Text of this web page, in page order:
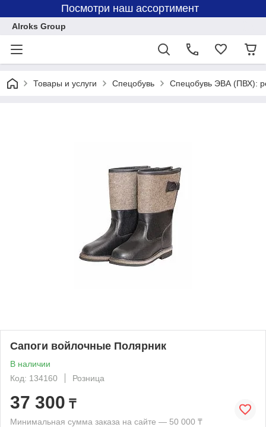
Посмотри наш ассортимент
Alroks Group
Товары и услуги Спецобувь Спецобувь ЭВА (ПВХ):
Сапоги войлочные Полярник
В наличии
Код: 134160
Розница
37 300 ₸
Минимальная сумма заказа на сайте — 50 000 ₸